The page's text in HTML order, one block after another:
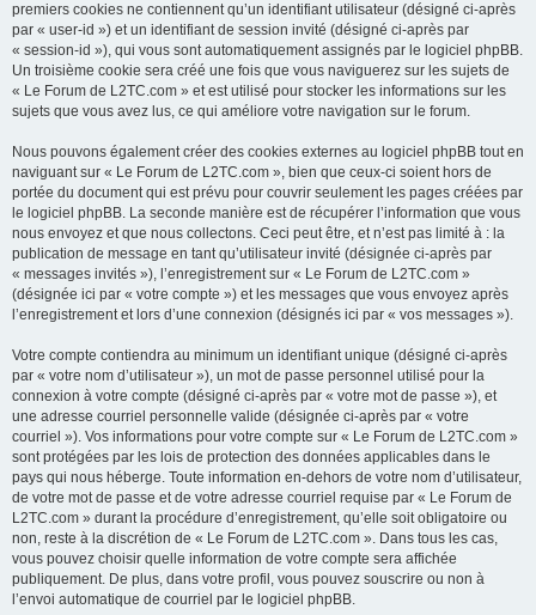
premiers cookies ne contiennent qu’un identifiant utilisateur (désigné ci-après
par « user-id ») et un identifiant de session invité (désigné ci-après par
« session-id »), qui vous sont automatiquement assignés par le logiciel phpBB.
Un troisième cookie sera créé une fois que vous naviguerez sur les sujets de
« Le Forum de L2TC.com » et est utilisé pour stocker les informations sur les
sujets que vous avez lus, ce qui améliore votre navigation sur le forum.
Nous pouvons également créer des cookies externes au logiciel phpBB tout en
naviguant sur « Le Forum de L2TC.com », bien que ceux-ci soient hors de
portée du document qui est prévu pour couvrir seulement les pages créées par
le logiciel phpBB. La seconde manière est de récupérer l’information que vous
nous envoyez et que nous collectons. Ceci peut être, et n’est pas limité à : la
publication de message en tant qu’utilisateur invité (désignée ci-après par
« messages invités »), l’enregistrement sur « Le Forum de L2TC.com »
(désignée ici par « votre compte ») et les messages que vous envoyez après
l’enregistrement et lors d’une connexion (désignés ici par « vos messages »).
Votre compte contiendra au minimum un identifiant unique (désigné ci-après
par « votre nom d’utilisateur »), un mot de passe personnel utilisé pour la
connexion à votre compte (désigné ci-après par « votre mot de passe »), et
une adresse courriel personnelle valide (désignée ci-après par « votre
courriel »). Vos informations pour votre compte sur « Le Forum de L2TC.com »
sont protégées par les lois de protection des données applicables dans le
pays qui nous héberge. Toute information en-dehors de votre nom d’utilisateur,
de votre mot de passe et de votre adresse courriel requise par « Le Forum de
L2TC.com » durant la procédure d’enregistrement, qu’elle soit obligatoire ou
non, reste à la discrétion de « Le Forum de L2TC.com ». Dans tous les cas,
vous pouvez choisir quelle information de votre compte sera affichée
publiquement. De plus, dans votre profil, vous pouvez souscrire ou non à
l’envoi automatique de courriel par le logiciel phpBB.